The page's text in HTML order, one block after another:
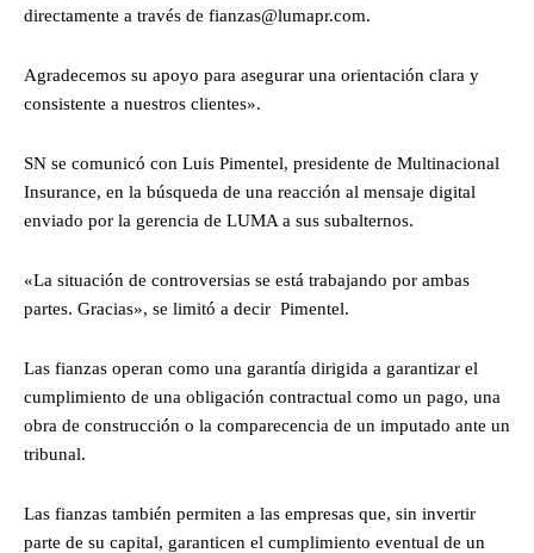
directamente a través de fianzas@lumapr.com.
Agradecemos su apoyo para asegurar una orientación clara y
consistente a nuestros clientes».
SN se comunicó con Luis Pimentel, presidente de Multinacional
Insurance, en la búsqueda de una reacción al mensaje digital
enviado por la gerencia de LUMA a sus subalternos.
«La situación de controversias se está trabajando por ambas
partes. Gracias», se limitó a decir Pimentel.
Las fianzas operan como una garantía dirigida a garantizar el
cumplimiento de una obligación contractual como un pago, una
obra de construcción o la comparecencia de un imputado ante un
tribunal.
Las fianzas también permiten a las empresas que, sin invertir
parte de su capital, garanticen el cumplimiento eventual de un